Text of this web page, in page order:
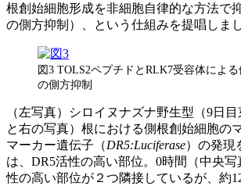
根創始細胞形成を非細胞自律的な方法で
の側方抑制）、という仕組みを提唱しま
図3 TOLS2ペプチドとRLK7受容体によ
の側方抑制
（左写真）シロイヌナズナ野生型（9日
と右の写真）根における側根創始細胞の
マーカー遺伝子（DR5:Luciferase）の発現
は、DR5活性の高い部位。0時間（中央
性の高い部位が２つ隣接しているが、約